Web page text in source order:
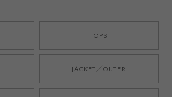
ージ 三つボタン
ネン オリジナルブ
ランド サイズ②
TOPS
JACKET／OUTER